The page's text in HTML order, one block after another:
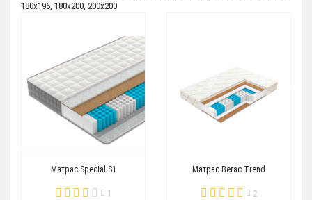
180x195, 180x200, 200x200
Матрас Special S1
1
Матрас Вегас Trend
2